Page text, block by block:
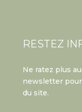
RESTEZ
Ne ratez plus
newsletter
du site.